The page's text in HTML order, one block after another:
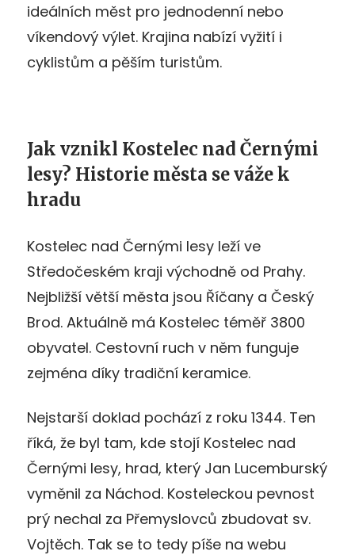
ideálních měst pro jednodenní nebo
víkendový výlet. Krajina nabízí vyžití i
cyklistům a pěším turistům.
Jak vznikl Kostelec nad Černými
lesy? Historie města se váže k
hradu
Kostelec nad Černými lesy leží ve
Středočeském kraji východně od Prahy.
Nejbližší větší města jsou Říčany a Český
Brod. Aktuálně má Kostelec téměř 3800
obyvatel. Cestovní ruch v něm funguje
zejména díky tradiční keramice.
Nejstarší doklad pochází z roku 1344. Ten
říká, že byl tam, kde stojí Kostelec nad
Černými lesy, hrad, který Jan Lucemburský
vyměnil za Náchod. Kosteleckou pevnost
prý nechal za Přemyslovců zbudovat sv.
Vojtěch. Tak se to tedy píše na webu